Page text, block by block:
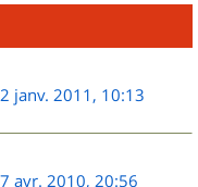
janv. 2011, 10:13
avr. 2010, 20:56